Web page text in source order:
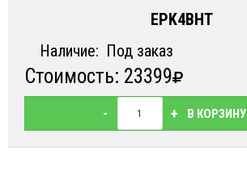
ДОСТАВКА И ОПЛАТА
КОНТАКТЫ
EPK4BHT
Наличие: Под заказ
Стоимость: 23399
- + В КОРЗИНУ